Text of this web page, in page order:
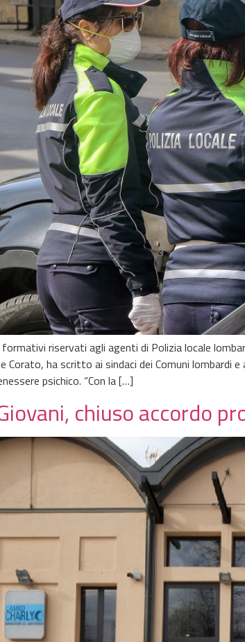
riservati agli agenti di Polizia locale
Corato, ha scritto ai sindaci dei Comuni lombardi
psichico. “Con la […]
chiuso accordo